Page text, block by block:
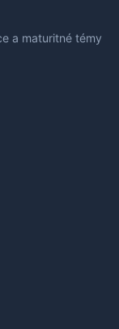
a maturitné témy